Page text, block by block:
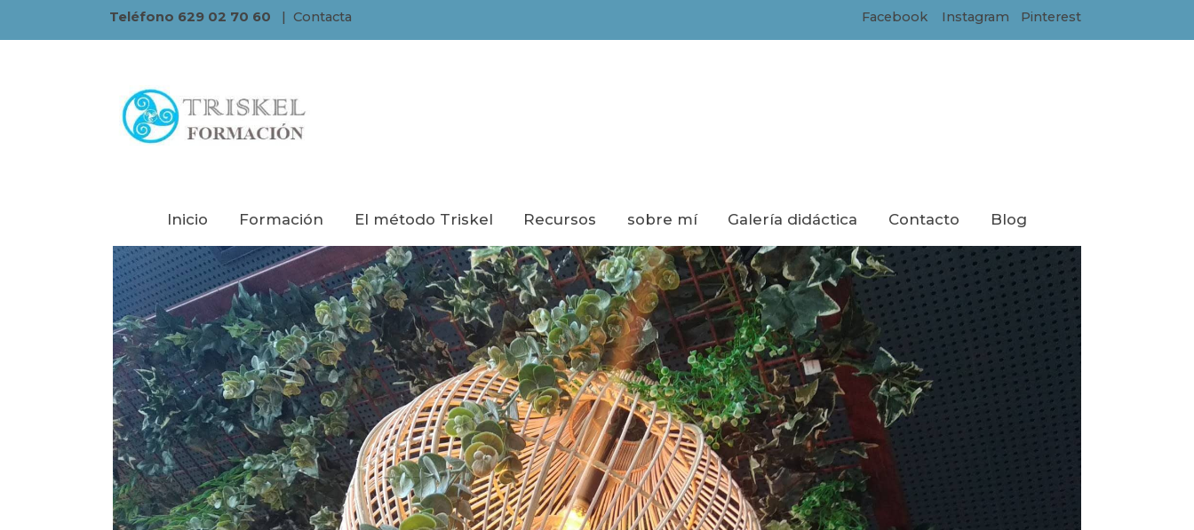
Teléfono 629 02 70 60 Contacta Facebook Instagram Pinterest
Inicio Formación El método Triskel Recursos sobre mí Galería didáctica Contacto Blog